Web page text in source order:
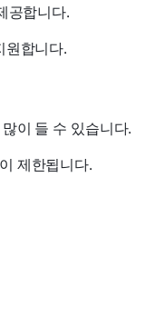
공합니다.
원합니다.
이 들 수 있습니다.
제한됩니다.